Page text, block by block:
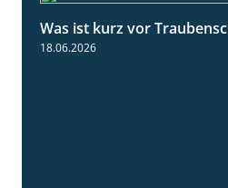
Was ist kurz vor
18.06.2026